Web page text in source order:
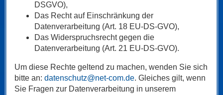
DSGVO),
Das Recht auf Einschränkung der
Datenverarbeitung (Art. 18 EU-DS-GVO),
Das Widerspruchsrecht gegen die
Datenverarbeitung (Art. 21 EU-DS-GVO).
Um diese Rechte geltend zu machen, wenden Sie sich
bitte an: datenschutz@net-com.de. Gleiches gilt, wenn
Sie Fragen zur Datenverarbeitung in unserem